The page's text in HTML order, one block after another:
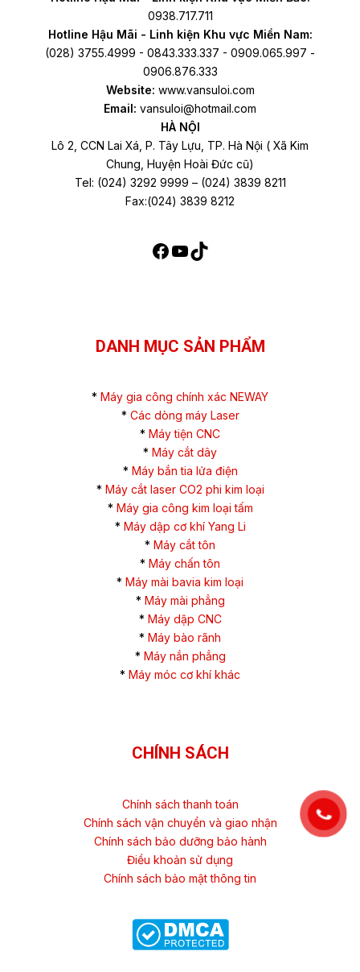
0938.717.711
Hotline Hậu Mãi - Linh kiện Khu vực Miền Nam:
(028) 3755.4999 - 0843.333.337 - 0909.065.997 -
0906.876.333
Website: www.vansuloi.com
Email: vansuloi@hotmail.com
HÀ NỘI
Lô 2, CCN Lai Xá, P. Tây Lựu, TP. Hà Nội ( Xã Kim
Chung, Huyện Hoài Đức cũ)
Tel: (024) 3292 9999 – (024) 3839 8211
Fax:(024) 3839 8212
DANH MỤC SẢN PHẨM
* Máy gia công chính xác NEWAY
* Các dòng máy Laser
* Máy tiện CNC
* Máy cắt dây
* Máy bắn tia lửa điện
* Máy cắt laser CO2 phi kim loại
* Máy gia công kim loại tấm
* Máy dập cơ khí Yang Li
* Máy cắt tôn
* Máy chấn tôn
* Máy mài bavia kim loại
* Máy mài phẳng
* Máy dập CNC
* Máy bào rãnh
* Máy nắn phẳng
* Máy móc cơ khí khác
CHÍNH SÁCH
Chính sách thanh toán
Chính sách vận chuyển và giao nhận
Chính sách bảo dưỡng bảo hành
Điều khoản sử dụng
Chính sách bảo mật thông tin